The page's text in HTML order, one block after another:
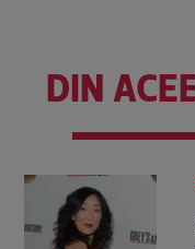
DIN